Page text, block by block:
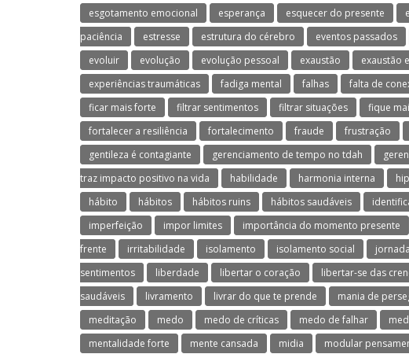
esgotamento emocional
esperança esquecer do presente
paciência
estresse estrutura do cérebro eventos passados
evoluir
evolução evolução pessoal exaustão exaustão
experiências traumáticas
fadiga mental falhas falta de
ficar mais forte
filtrar sentimentos filtrar situações fique
fortalecer a resiliência
fortalecimento fraude frustração
gentileza é contagiante
gerenciamento de tempo no tdah
traz impacto positivo na vida
habilidade harmonia interna
hábito
hábitos hábitos ruins hábitos saudáveis
imperfeição
impor limites importância do momento presente
frente
irritabilidade isolamento isolamento social jornada
sentimentos
liberdade libertar o coração libertar-se das
saudáveis
livramento livrar do que te prende mania de
meditação
medo medo de críticas medo de falhar
mentalidade forte
mente cansada midia modular